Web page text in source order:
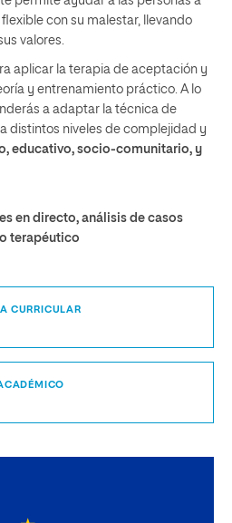
con su malestar, llevando
valores.
aplicar la terapia de aceptación y
y entrenamiento práctico. A lo
a adaptar la técnica de
distintos niveles de complejidad y
educativo, socio-comunitario, y
en directo, análisis de casos
terapéutico
CURRICULAR